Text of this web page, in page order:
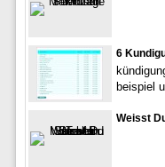
6
beispiel
Weisst